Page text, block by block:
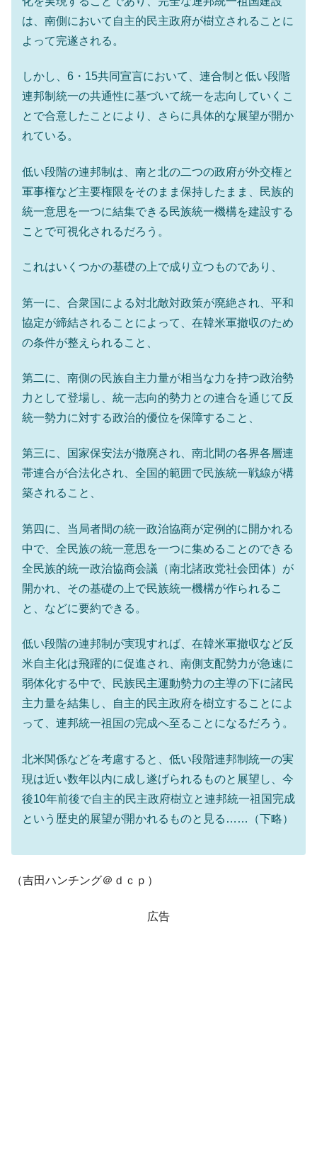
は、南側において自主的民主政府が樹立されることに
よって完遂される。
しかし、6・15共同宣言において、連合制と低い段階
連邦制統一の共通性に基づいて統一を志向していくこ
とで合意したことにより、さらに具体的な展望が開か
れている。
低い段階の連邦制は、南と北の二つの政府が外交権と
軍事権など主要権限をそのまま保持したまま、民族的
統一意思を一つに結集できる民族統一機構を建設する
ことで可視化されるだろう。
これはいくつかの基礎の上で成り立つものであり、
第一に、合衆国による対北敵対政策が廃絶され、平和
協定が締結されることによって、在韓米軍撤収のため
の条件が整えられること、
第二に、南側の民族自主力量が相当な力を持つ政治勢
力として登場し、統一志向的勢力との連合を通じて反
統一勢力に対する政治的優位を保障すること、
第三に、国家保安法が撤廃され、南北間の各界各層連
帯連合が合法化され、全国的範囲で民族統一戦線が構
築されること、
第四に、当局者間の統一政治協商が定例的に開かれる
中で、全民族の統一意思を一つに集めることのできる
全民族的統一政治協商会議（南北諸政党社会団体）が
開かれ、その基礎の上で民族統一機構が作られるこ
と、などに要約できる。
低い段階の連邦制が実現すれば、在韓米軍撤収など反
米自主化は飛躍的に促進され、南側支配勢力が急速に
弱体化する中で、民族民主運動勢力の主導の下に諸民
主力量を結集し、自主的民主政府を樹立することによ
って、連邦統一祖国の完成へ至ることになるだろう。
北米関係などを考慮すると、低い段階連邦制統一の実
現は近い数年以内に成し遂げられるものと展望し、今
後10年前後で自主的民主政府樹立と連邦統一祖国完成
という歴史的展望が開かれるものと見る……（下略）
（吉田ハンチング＠ｄｃｐ）
広告